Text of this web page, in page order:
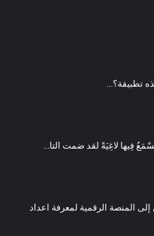
تطبيقة؟...
المنصة الرقمية لمعرفة اعداد